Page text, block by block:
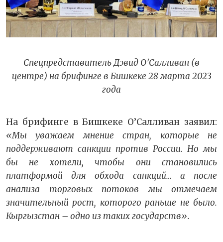
Спецпредставитель Дэвид О’Салливан (в
центре) на брифинге в Бишкеке 28 марта 2023
года
На брифинге в Бишкеке О’Салливан заявил:
«Мы уважаем мнение стран, которые не
поддерживают санкции против России. Но мы
бы не хотели, чтобы они становились
платформой для обхода санкций… а после
анализа торговых потоков мы отмечаем
значительный рост, которого раньше не было.
Кыргызстан – одно из таких государств».